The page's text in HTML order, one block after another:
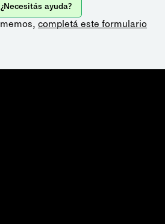
¿Necesitás ayuda?
completá este formulario